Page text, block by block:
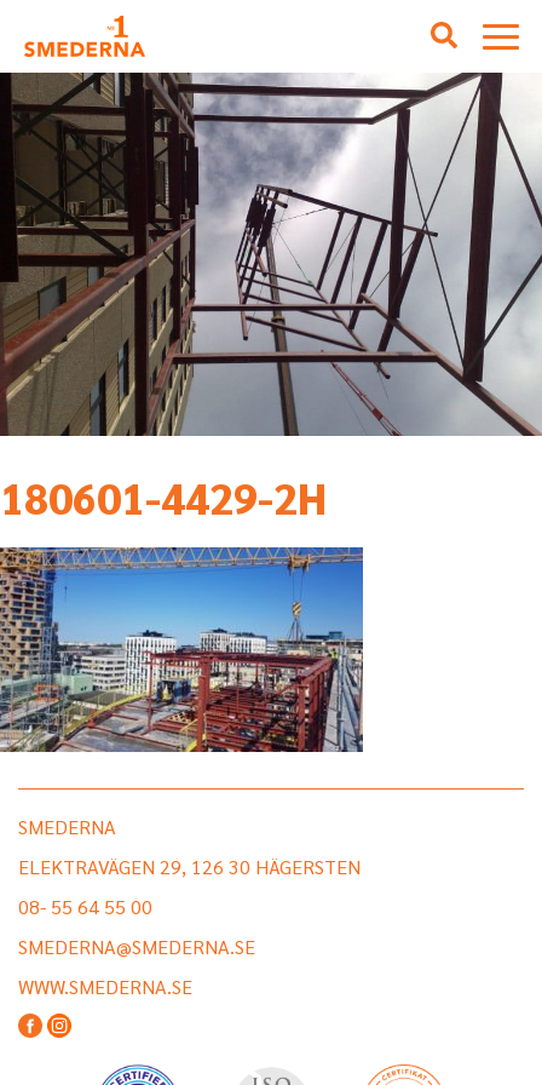
180601-4429-2H
SMEDERNA
ELEKTRAVÄGEN 29, 126 30 HÄGERSTEN
08- 55 64 55 00
SMEDERNA@SMEDERNA.SE
WWW.SMEDERNA.SE